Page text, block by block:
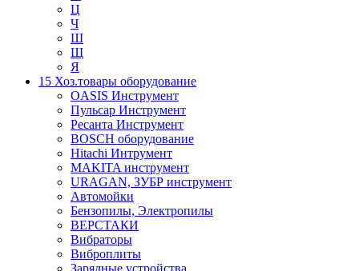
Ц
Ч
Ш
Щ
Я
15 Хоз.товары оборудование
OASIS Инструмент
Пульсар Инструмент
Ресанта Инструмент
BOSCH оборудование
Hitachi Интрумент
MAKITA инструмент
URAGAN, ЗУБР инструмент
Автомойки
Бензопилы, Электропилы
ВЕРСТАКИ
Вибраторы
Виброплиты
Зарядные устройства